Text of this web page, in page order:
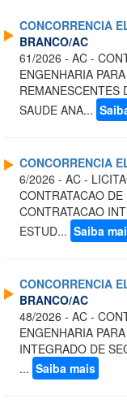
CONCORRENCIA
BRANCO/AC
61/2026 - AC -
ENGENHARIA
REMANESCENTES
SAUDE ANA...
CONCORRENCIA
6/2026 - AC -
CONTRATACAO
CONTRATACAO
ESTUD... Saiba
CONCORRENCIA
BRANCO/AC
48/2026 - AC -
ENGENHARIA
INTEGRADO DE
... Saiba mais